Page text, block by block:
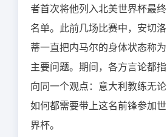
者首次将他列入北美世界杯最终
名单。此前几场比赛中，安切洛
蒂一直把内马尔的身体状态称为
主要问题。期间，各方言论都指
向同一个观点：意大利教练无论
如何都需要带上这名前锋参加世
界杯。